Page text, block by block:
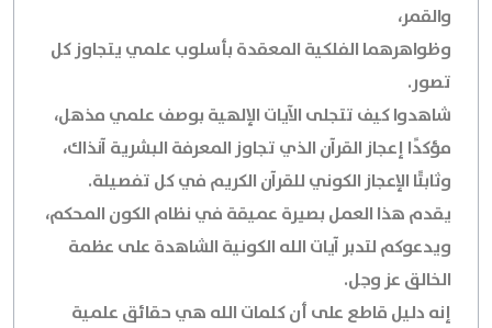
والقمر،
وظواهرهما الفلكية المعقدة بأسلوب علمي يتجاوز كل
تصور.
شاهدوا كيف تتجلى الآيات الإلهية بوصف علمي مذهل،
مؤكدًا إعجاز القرآن الذي تجاوز المعرفة البشرية آنذاك،
وثابتًا الإعجاز الكوني للقرآن الكريم في كل تفصيلة.
يقدم هذا العمل بصيرة عميقة في نظام الكون المحكم،
ويدعوكم لتدبر آيات الله الكونية الشاهدة على عظمة
الخالق عز وجل.
إنه دليل قاطع على أن كلمات الله هي حقائق علمية